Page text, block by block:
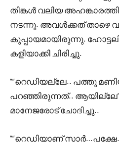
തിങ്കൾ വലിയ
നടന്നു. അവൾക്കത് താഴെ
കുപ്പായമായിരുന്നു.
കളിയാക്കി ചിരിച്ചു.
“”റെഡിയല്ലേ.. പത്തു
പറഞ്ഞിരുന്നത്..
മാനേജരോട് ചോദിച്ചു..
“”റെഡിയാണ്